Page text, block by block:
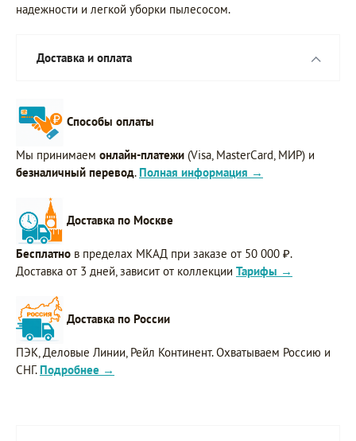
надежности и легкой уборки пылесосом.
Доставка и оплата
Способы оплаты
Мы принимаем онлайн-платежи (Visa, MasterCard, МИР) и
безналичный перевод. Полная информация →
Доставка по Москве
Бесплатно в пределах МКАД при заказе от 50 000 ₽.
Доставка от 3 дней, зависит от коллекции Тарифы →
Доставка по России
ПЭК, Деловые Линии, Рейл Континент. Охватываем Россию и
СНГ. Подробнее →